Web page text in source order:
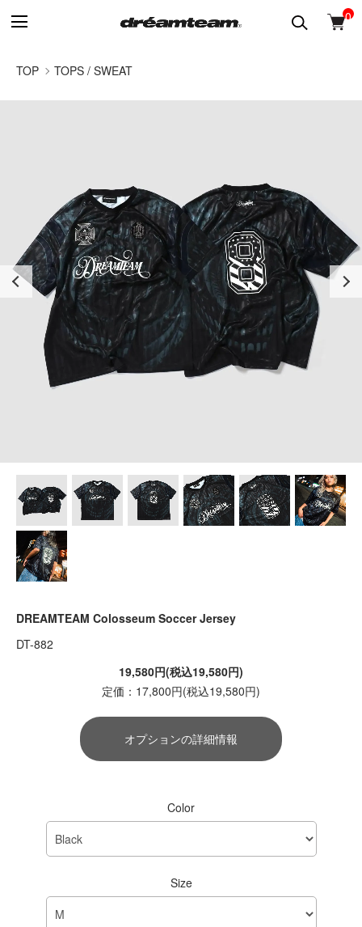
0
TOP TOPS / SWEAT
Previous Next
DREAMTEAM Colosseum Soccer Jersey
DT-882
19,580円(税込19,580円)
定価：17,800円(税込19,580円)
オプションの詳細情報
Color
Size